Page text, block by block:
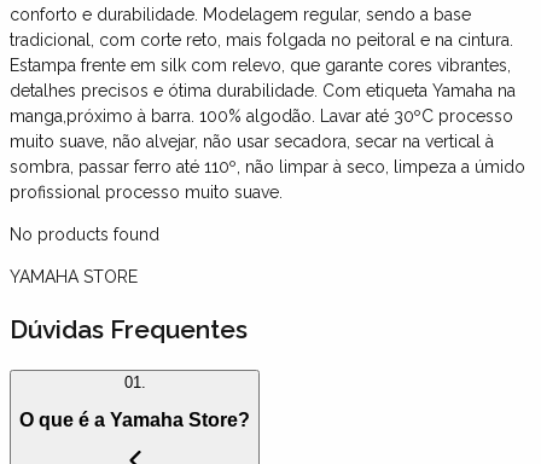
conforto e durabilidade. Modelagem regular, sendo a base
tradicional, com corte reto, mais folgada no peitoral e na cintura.
Estampa frente em silk com relevo, que garante cores vibrantes,
detalhes precisos e ótima durabilidade. Com etiqueta Yamaha na
manga,próximo à barra. 100% algodão. Lavar até 30ºC processo
muito suave, não alvejar, não usar secadora, secar na vertical à
sombra, passar ferro até 110º, não limpar à seco, limpeza a úmido
profissional processo muito suave.
No products found
YAMAHA STORE
Dúvidas Frequentes
01.
O que é a Yamaha Store?